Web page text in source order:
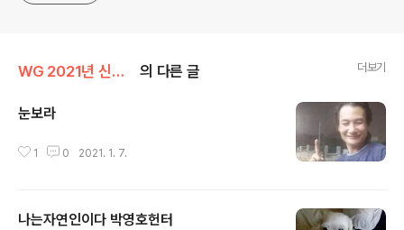
WG 2021년 신축년 기록 의 다른 글 더보기
눈보라
1 0 2021. 1. 7.
나는자연인이다 박영호헌터